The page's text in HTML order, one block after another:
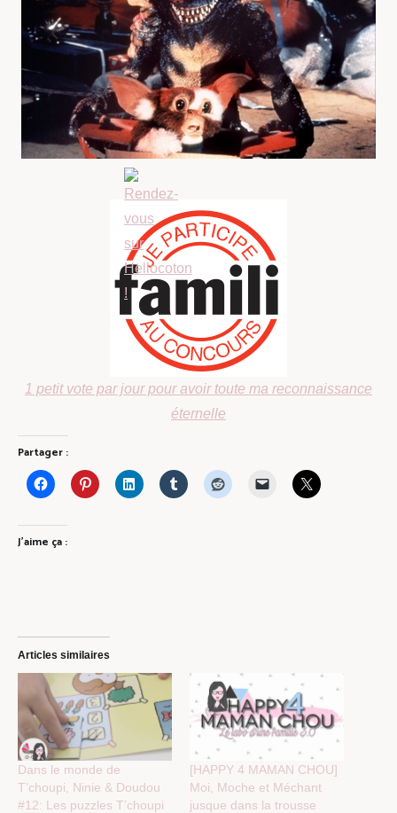
1 petit vote par jour pour avoir toute ma reconnaissance
éternelle
Partager :
J’aime ça :
Articles similaires
Dans le monde de
T’choupi, Ninie & Doudou
#12: Les puzzles T’choupi
[HAPPY 4 MAMAN CHOU]
Moi, Moche et Méchant
jusque dans la trousse